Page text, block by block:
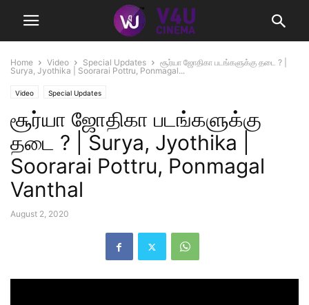
Home Video Special Updates
சூர்யா ஜோதிகா படங்களுக்கு தடை ? |
Surya, Jyothika | Soorarai Pottru, Ponmagal...
Video Special Updates
சூர்யா ஜோதிகா படங்களுக்கு
தடை ? | Surya, Jyothika |
Soorarai Pottru, Ponmagal
Vanthal
August 2, 2020